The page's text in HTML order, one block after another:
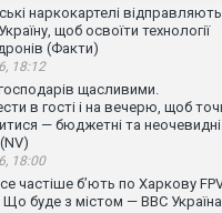
наркокартелі відправляють
щоб освоїти технології
(Факти)
18:12
щасливими.
в гості і на вечерю, щоб
— бюджетні та неочевидні
18:00
частіше бʼють по Харкову
буде з містом — ВВС Україна